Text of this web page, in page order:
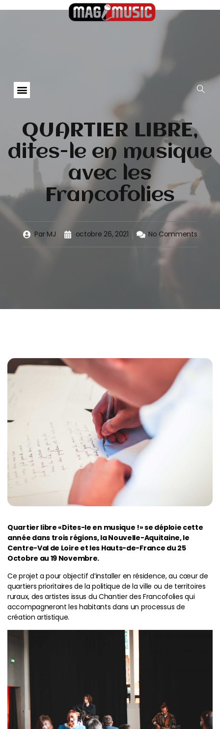
QUARTIER LIBRE,
dites-le en musique
avec les
Francofolies
ParMJ octobre 26, 2021 No Comments
Quartier libre «Dites-le en musique !» se déploie cette
année dans trois régions, la Nouvelle-Aquitaine, le
Centre-Val de Loire et les Hauts-de-France du 25
Octobre au 19 Novembre.
Ce projet a pour objectif d’installer en résidence, au cœur de
quartiers prioritaires de la politique de la ville ou de territoires
ruraux, des artistes issus du Chantier des Francofolies qui
accompagneront les habitants dans un processus de
création artistique.